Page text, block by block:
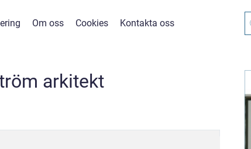
Om oss Cookies Kontakta oss
arkitekt